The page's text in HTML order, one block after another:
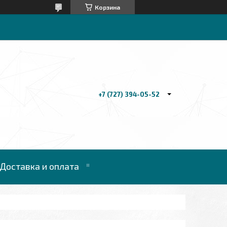
Корзина
+7 (727) 394-05-52
и оплата